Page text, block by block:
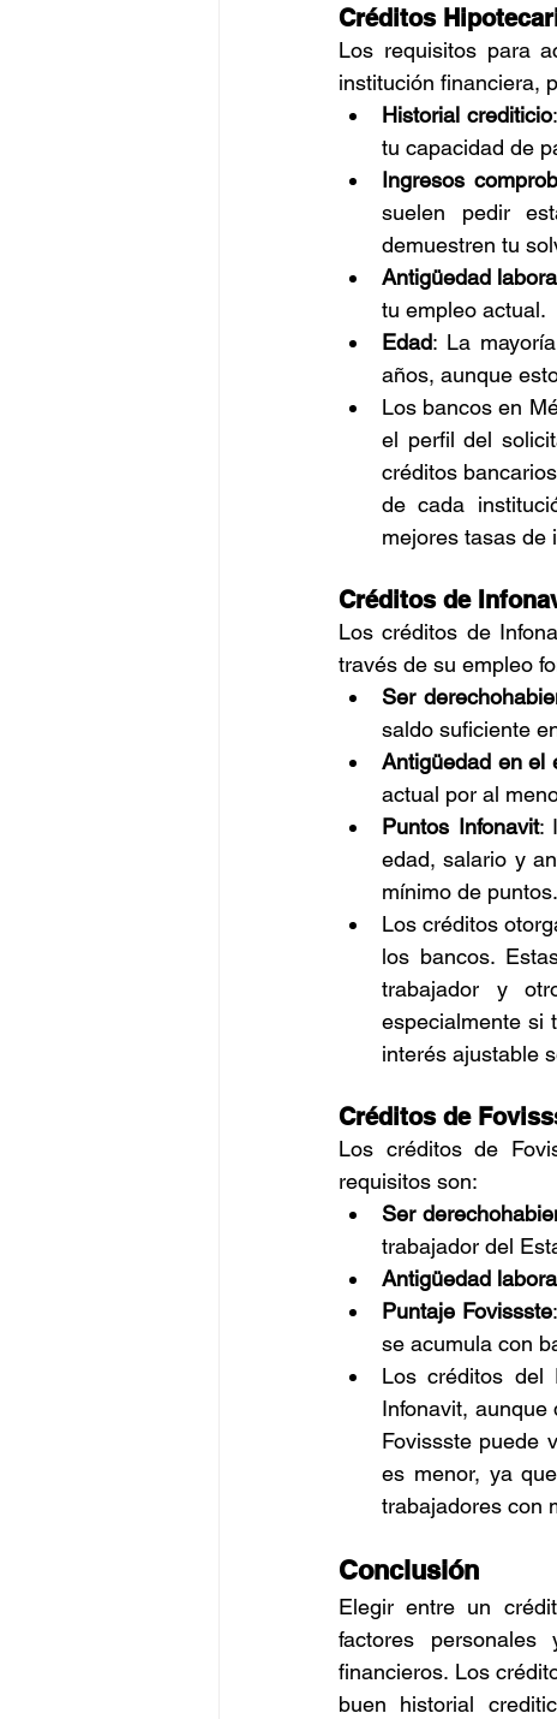
Créditos
Los requisitos para
institución financiera,
Historial crediticio
tu capacidad de
Ingresos
suelen pedir
demuestren tu
Antigüedad
tu empleo actual.
Edad: La
años, aunque
Los bancos en
el perfil del
créditos
de cada
mejores tasas de
Créditos de
Los créditos de
través de su empleo
Ser
saldo suficiente
Antigüedad en el
actual por al
Puntos Infonavit:
edad, salario y
mínimo de puntos.
Los créditos
los bancos.
trabajador y
especialmente si
interés ajustable
Créditos de
Los créditos de
requisitos son:
Ser
trabajador del
Antigüedad
Puntaje Fovissste
se acumula con
Los créditos del
Infonavit,
Fovissste puede
es menor, ya
trabajadores con
Conclusión
Elegir entre un
factores
financieros. Los
buen historial